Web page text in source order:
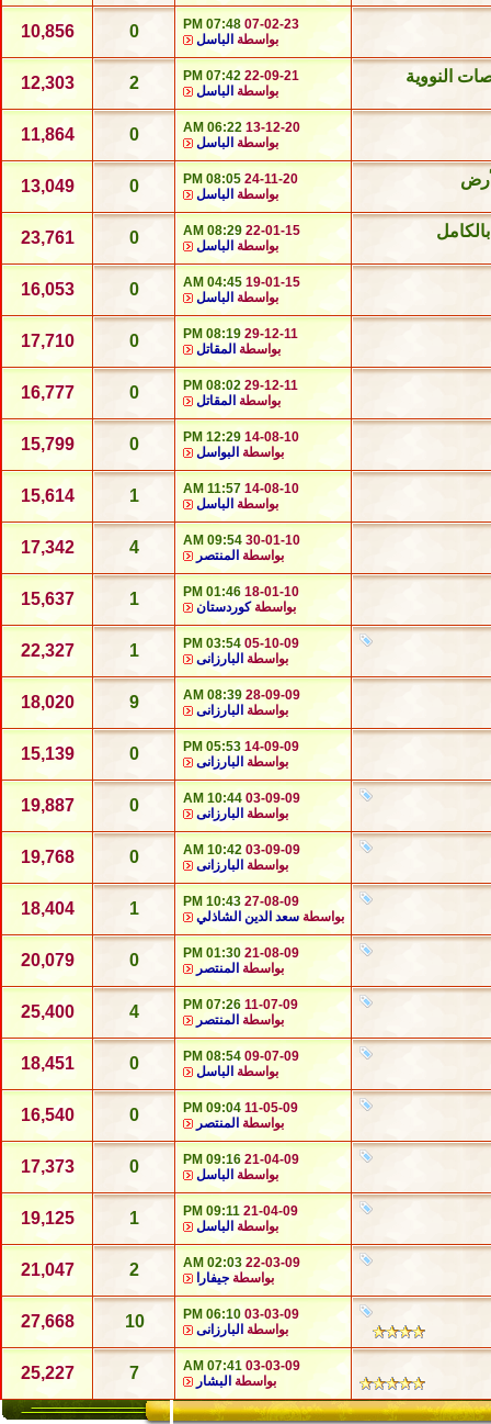
07-02-23
07:48 PM
بواسطة الباسل 0
10,856
النووية 22-09-21
07:42 PM
بواسطة الباسل 2
12,303
13-12-20
06:22 AM
بواسطة الباسل 0
11,864
24-11-20
08:05 PM
بواسطة الباسل 0
13,049
22-01-15
08:29 AM
بواسطة الباسل 0
23,761
19-01-15
04:45 AM
بواسطة الباسل 0
16,053
29-12-11
08:19 PM
بواسطة المقاتل 0
17,710
29-12-11
08:02 PM
بواسطة المقاتل 0
16,777
14-08-10
12:29 PM
بواسطة البواسل 0
15,799
14-08-10
11:57 AM
بواسطة الباسل 1
15,614
30-01-10
09:54 AM
بواسطة المنتصر 4
17,342
18-01-10
01:46 PM
بواسطةكوردستان 1
15,637
05-10-09
03:54 PM
بواسطة البارزانى 1
22,327
28-09-09
08:39 AM
بواسطة البارزانى 9
18,020
14-09-09
05:53 PM
بواسطة البارزانى 0
15,139
03-09-09
10:44 AM
بواسطة البارزانى 0
19,887
03-09-09
10:42 AM
بواسطة البارزانى 0
19,768
27-08-09
10:43 PM
بواسطة سعد الدين الشاذلي 1
18,404
21-08-09
01:30 PM
بواسطة المنتصر 0
20,079
11-07-09
07:26 PM
بواسطة المنتصر 4
25,400
09-07-09
08:54 PM
بواسطة الباسل 0
18,451
11-05-09
09:04 PM
بواسطة المنتصر 0
16,540
21-04-09
09:16 PM
بواسطة الباسل 0
17,373
21-04-09
09:11 PM
بواسطة الباسل 1
19,125
22-03-09
02:03 AM
بواسطة جيفارا 2
21,047
03-03-09
06:10 PM
بواسطة البارزانى 10
27,668
03-03-09
07:41 AM
بواسطة البشار 7
25,227